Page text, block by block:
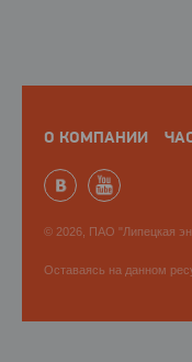
О КОМПАНИИ
© 2026, ПАО "Липецкая
Оставаясь на данном